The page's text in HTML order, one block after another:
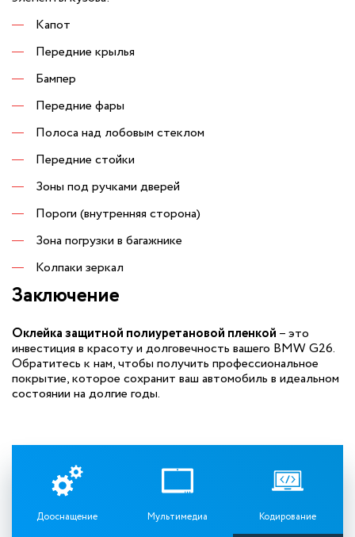
Капот
Передние крылья
Бампер
Передние фары
Полоса над лобовым стеклом
Передние стойки
Зоны под ручками дверей
Пороги (внутренняя сторона)
Зона погрузки в багажнике
Колпаки зеркал
Заключение
Оклейка защитной полиуретановой пленкой – это
инвестиция в красоту и долговечность вашего BMW G26.
Обратитесь к нам, чтобы получить профессиональное
покрытие, которое сохранит ваш автомобиль в идеальном
состоянии на долгие годы.
Дооснащение Мультимедиа Кодирование